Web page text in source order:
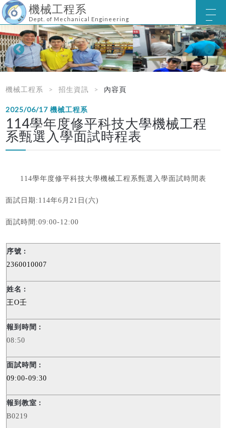
機械工程系
Dept. of Mechanical Engineering
機械工程系 招生資訊 內容頁
2025/06/17機械工程系
114學年度修平科技大學機械工程
系甄選入學面試時程表
114學年度修平科技大學機械工程系甄選入學面試時間表
面試日期 :114年6 月21 日(六)
面試時間 :09:00-12:00
2360010007
王O壬
08:50
09:00-09:30
B0219